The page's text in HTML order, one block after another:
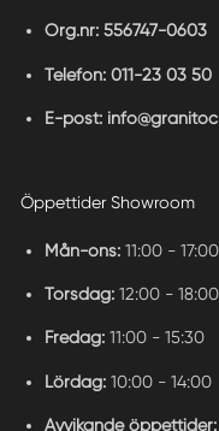
Org.nr: 556747-0603
Telefon: 011-23 03 50
E-post:
Öppettider Showroom
Mån-ons: 11:00 - 17:00
Torsdag:12:00 - 18:00
Fredag:11:00 - 15:30
Lördag:10:00 - 14:00
Avvikande öppettider: